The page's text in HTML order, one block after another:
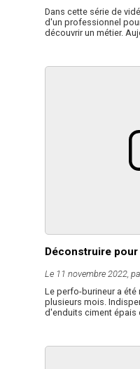
Dans cette série de
d'un professionnel
découvrir un métier.
Déconstruire
Le 11 novembre 2022,
Le perfo-burineur a
plusieurs mois.
d'enduits ciment épais